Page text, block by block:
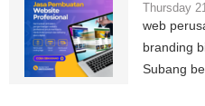
Thursday
web
branding
Subang